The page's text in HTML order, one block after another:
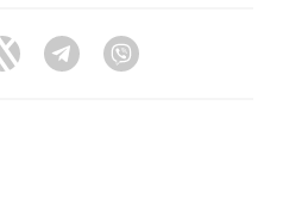
Twitter TelegramViber